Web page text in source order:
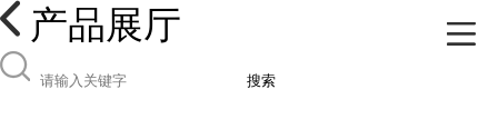
产品展厅
搜索